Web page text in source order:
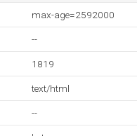
max-age=2592000
--
1819
text/html
--